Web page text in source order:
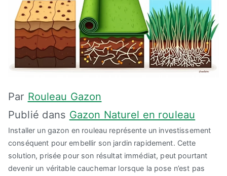
Par Rouleau Gazon
Publié dans Gazon Naturel en rouleau
Installer un gazon en rouleau représente un investissement
conséquent pour embellir son jardin rapidement. Cette
solution, prisée pour son résultat immédiat, peut pourtant
devenir un véritable cauchemar lorsque la pose n’est pas